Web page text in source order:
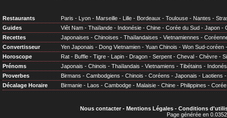
Restaurants Paris - Lyon - Marseille - Lille - Bordeaux - Toulouse - Nantes -
Guides
Viêt Nam - Thaïlande - Indonésie - Chine - Corée du Sud - Japon -
Recettes
Japonaises - Chinoises - Thaïlandaises - Vietnamiennes -
Convertisseur
Yen Japonais - Dong Vietnamien - Yuan Chinois - Won Sud-coréen
Horoscope
Rat - Buffle - Tigre - Lapin - Dragon - Serpent - Cheval - Chèvre -
Prénoms
Japonais - Chinois - Thaïlandais - Vietnamiens - Tibétains -
Proverbes
Birmans - Cambodgiens - Chinois - Coréens - Japonais - Laotiens
Décalage Horaire
Birmanie - Laos - Cambodge - Malaisie - Chine - Philippines - Corée
Nous contacter- Mentions Légales- Conditions
Page générée en